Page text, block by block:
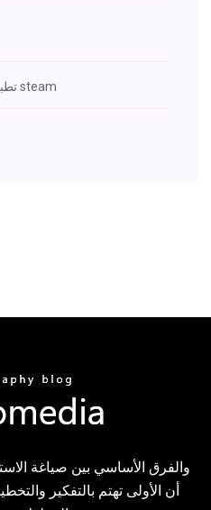
تطبيقات ممتعة للتنزيل مجانًا على steam
والفرق الأساسي بين صياغة
أن الأولى تهتم بالتفكير